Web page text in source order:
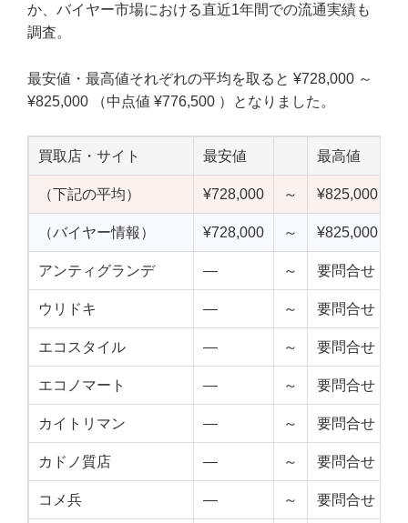
か、バイヤー市場における直近1年間での流通実績も
調査。
最安値・最高値それぞれの平均を取ると ¥728,000 ～
¥825,000 （中点値 ¥776,500 ）となりました。
買取店・サイト 最安値 最高値
（下記の平均） ¥728,000 ～ ¥825,000
（バイヤー情報） ¥728,000 ～ ¥825,000
アンティグランデ — ～ 要問合せ
ウリドキ — ～ 要問合せ
エコスタイル — ～ 要問合せ
エコノマート — ～ 要問合せ
カイトリマン — ～ 要問合せ
カドノ質店 — ～ 要問合せ
コメ兵 — ～ 要問合せ